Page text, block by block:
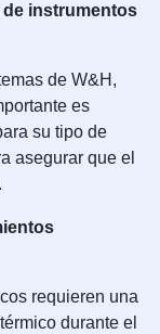
instrumentos
de W&H,
es
su tipo de
asegurar que el
requieren una
durante el